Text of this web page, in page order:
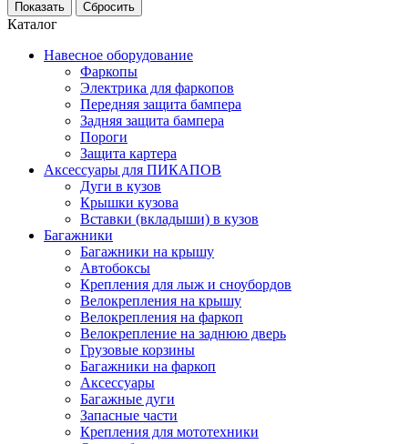
Каталог
Навесное оборудование
Фаркопы
Электрика для фаркопов
Передняя защита бампера
Задняя защита бампера
Пороги
Защита картера
Аксессуары для ПИКАПОВ
Дуги в кузов
Крышки кузова
Вставки (вкладыши) в кузов
Багажники
Багажники на крышу
Автобоксы
Крепления для лыж и сноубордов
Велокрепления на крышу
Велокрепления на фаркоп
Велокрепление на заднюю дверь
Грузовые корзины
Багажники на фаркоп
Аксессуары
Багажные дуги
Запасные части
Крепления для мототехники